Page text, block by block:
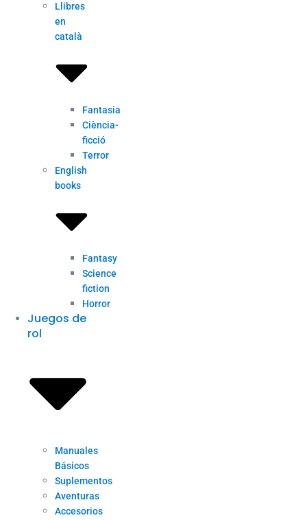
Llibres
en
català
Fantasia
Ciència-
ficció
Terror
English
books
Fantasy
Science
fiction
Horror
Juegos de
rol
Manuales
Básicos
Suplementos
Aventuras
Accesorios